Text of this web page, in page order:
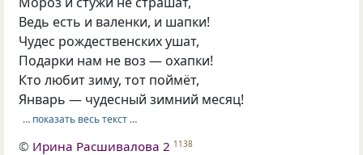
Ведь есть и валенки, и шапки!
Чудес рождественских ушат,
Подарки нам не воз — охапки!
Кто любит зиму, тот поймёт,
Январь — чудесный зимний месяц!
… показать весь текст …
© Ирина Расшивалова 2 1138